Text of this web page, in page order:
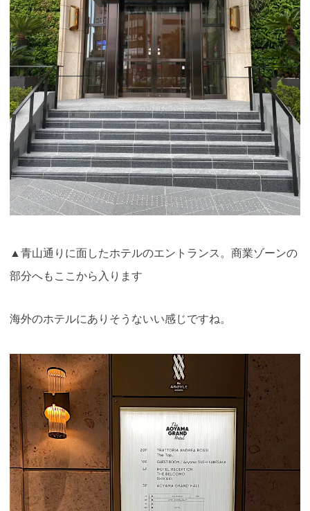
▲青山通りに面したホテルのエントランス。商業ゾーンの
部分へもここから入ります
海外のホテルにありそうないい感じですね。